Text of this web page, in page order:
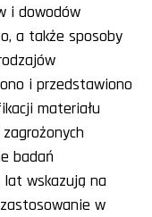
i dowodów
a także sposoby
i przedstawiono
materiału
badań
wskazują na
w